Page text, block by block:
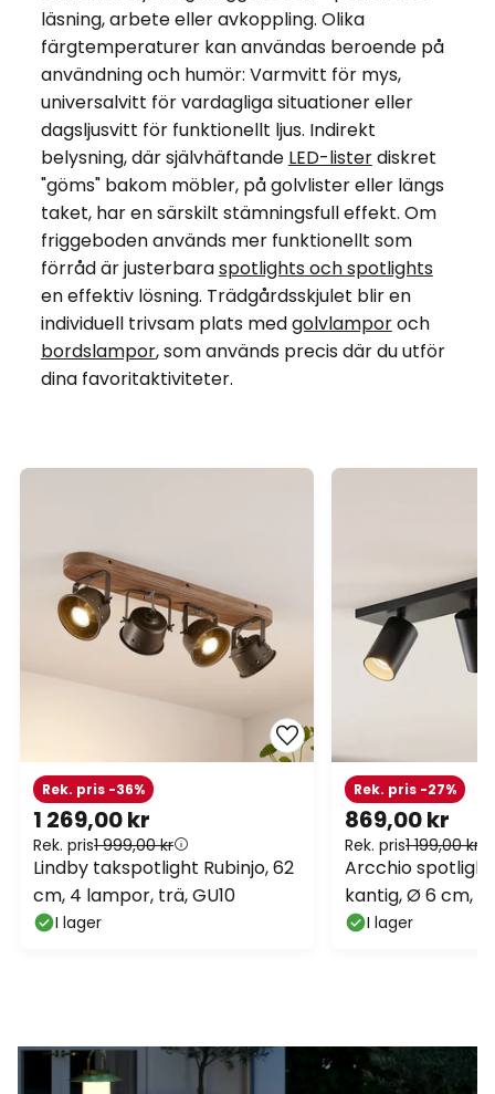
läsning, arbete eller avkoppling. Olika
färgtemperaturer kan användas beroende på
användning och humör: Varmvitt för mys,
universalvitt för vardagliga situationer eller
dagsljusvitt för funktionellt ljus. Indirekt
belysning, där självhäftande LED-listerdiskret
"göms" bakom möbler, på golvlister eller längs
taket, har en särskilt stämningsfull effekt. Om
friggeboden används mer funktionellt som
förråd är justerbaraspotlights och spotlights
en effektiv lösning. Trädgårdsskjulet blir en
individuell trivsam plats medgolvlamporoch
bordslampor, som används precis där du utför
dina favoritaktiviteter.
1 269,00 kr
Rek. pris1 999,00 kr
Rek. pris -36%
Lindby takspotlight Rubinjo, 62
cm, 4 lampor, trä, GU10
I lager
869,00 kr
Rek. pris1 199,00 kr
Rek. pris -27%
Arcchio
kantig, Ø 6 cm, 3
I lager